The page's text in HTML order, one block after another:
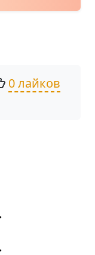
0 лайков